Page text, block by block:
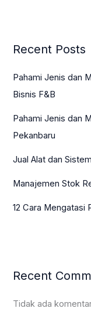
Recent Posts
Pahami Jenis dan
Bisnis F&B
Pahami Jenis dan
Pekanbaru
Jual Alat dan
Manajemen Stok
12 Cara Mengatasi
Recent
Tidak ada